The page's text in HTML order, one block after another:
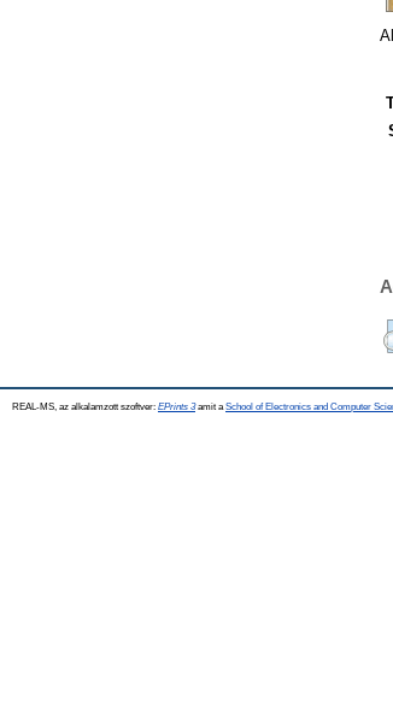
REAL-MS, az alkalamzott szoftver: EPrints 3amit a School of Electronics and Computer